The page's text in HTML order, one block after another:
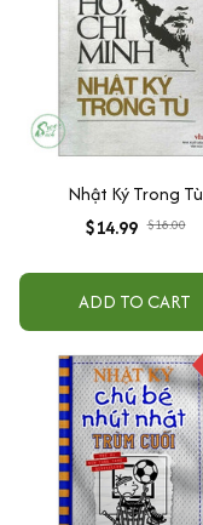
Nhật Ký Trong Tù
$14.99 $18.00
ADD TO CART